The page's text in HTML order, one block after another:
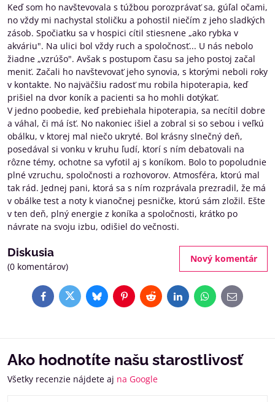
Keď som ho navštevovala s túžbou porozprávať sa, gúľal očami,
no vždy mi nachystal stoličku a pohostil niečím z jeho sladkých
zásob. Spočiatku sa v hospici cítil stiesnene „ako rybka v
akváriu". Na ulici bol vždy ruch a spoločnosť... U nás nebolo
žiadne „vzrúšo". Avšak s postupom času sa jeho postoj začal
meniť. Začali ho navštevovať jeho synovia, s ktorými neboli roky
v kontakte. No najväčšiu radosť mu robila hipoterapia, keď
prišiel na dvor koník a pacienti sa ho mohli dotýkať.
V jedno poobedie, keď prebiehala hipoterapia, sa necítil dobre
a váhal, či má ísť. No nakoniec išiel a zobral si so sebou i veľkú
obálku, v ktorej mal niečo ukryté. Bol krásny slnečný deň,
posedával si vonku v kruhu ľudí, ktorí s ním debatovali na
rôzne témy, ochotne sa vyfotil aj s koníkom. Bolo to popoludnie
plné vzruchu, spoločnosti a rozhovorov. Atmosféra, ktorú mal
tak rád. Jednej pani, ktorá sa s ním rozprávala prezradil, že má
v obálke test a noty k vianočnej pesničke, ktorú sám zložil. Ešte
v ten deň, plný energie z koníka a spoločnosti, krátko po
návrate na svoju izbu, odišiel do večnosti.
Diskusia
(0 komentárov)
Nový komentár
FacebookTwitterBlueskyPinterestRedditLinkedInWhatsApp
E-
mail
Ako hodnotíte našu starostlivosť
Všetky recenzie nájdete aj na Google